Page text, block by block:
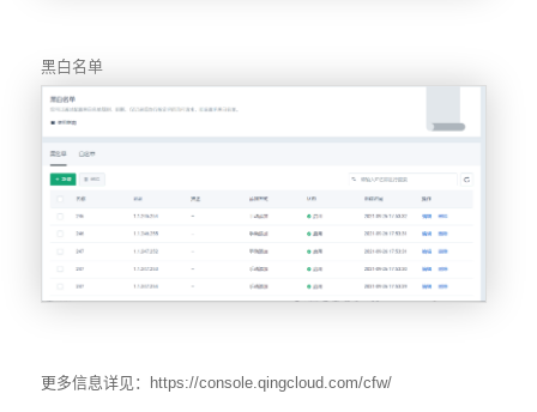
黑白名单
更多信息详见：https://console.qingcloud.com/cfw/